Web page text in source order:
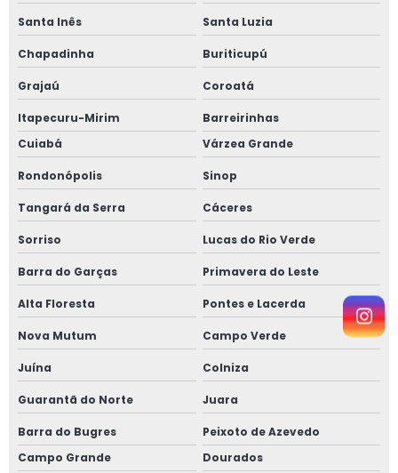
Santa Inês Santa Luzia
Chapadinha Buriticupú
Grajaú Coroatá
Itapecuru-Mirim
Barreirinhas
Cuiabá
Várzea Grande
Rondonópolis Sinop
Tangará da Serra Cáceres
Sorriso Lucas do Rio Verde
Barra do Garças Primavera do Leste
Alta Floresta Pontes e Lacerda
Nova Mutum Campo Verde
Juína Colniza
Guarantã do Norte Juara
Barra do Bugres
Peixoto de Azevedo
Campo Grande
Dourados